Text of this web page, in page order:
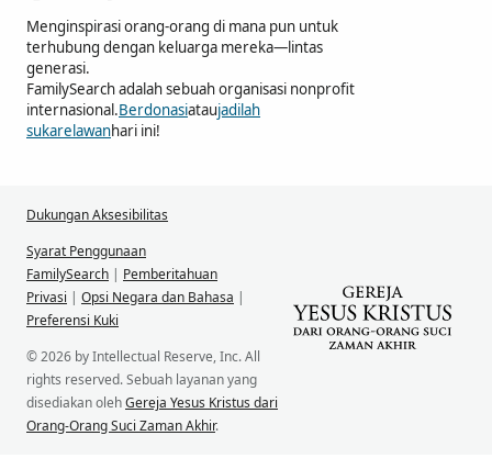
Menginspirasi orang-orang di mana pun untuk
terhubung dengan keluarga mereka—lintas
generasi.
FamilySearch adalah sebuah organisasi nonprofit
internasional.Berdonasiataujadilah
sukarelawanhari ini!
Dukungan Aksesibilitas
Syarat Penggunaan
FamilySearch | Pemberitahuan
Privasi | Opsi Negara dan Bahasa |
Preferensi Kuki
© 2026 by Intellectual Reserve, Inc. All
rights reserved. Sebuah layanan yang
disediakan olehGereja Yesus Kristus dari
Orang-Orang Suci Zaman Akhir.